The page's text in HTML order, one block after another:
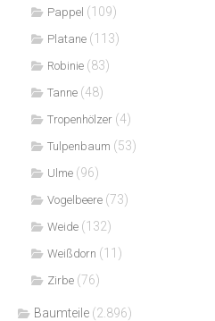
Pappel (109)
Platane (113)
Robinie (83)
Tanne (48)
Tropenhölzer (4)
Tulpenbaum (53)
Ulme (96)
Vogelbeere (73)
Weide (132)
Weißdorn (11)
Zirbe (76)
Baumteile (2.896)